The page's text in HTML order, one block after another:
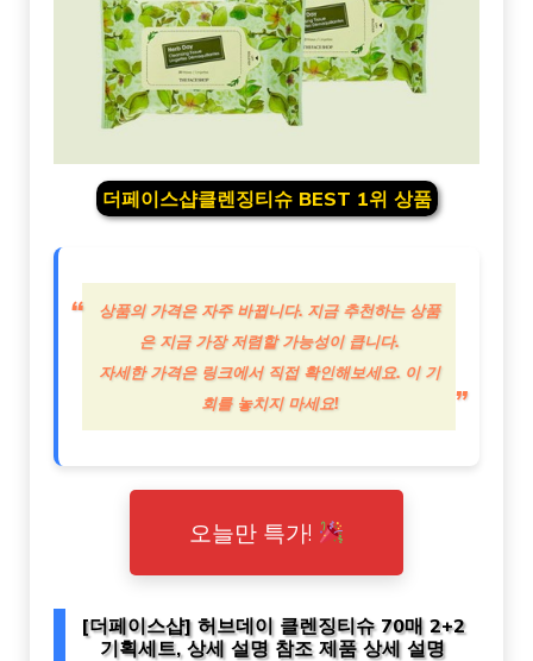
더페이스샵클렌징티슈 BEST 1위 상품
상품의 가격은 자주 바뀝니다. 지금 추천하는 상품
은 지금 가장 저렴할 가능성이 큽니다.
자세한 가격은 링크에서 직접 확인해보세요. 이 기
회를 놓치지 마세요!
오늘만 특가!
[더페이스샵] 허브데이 클렌징티슈 70매 2+2
기획세트, 상세 설명 참조 제품 상세 설명